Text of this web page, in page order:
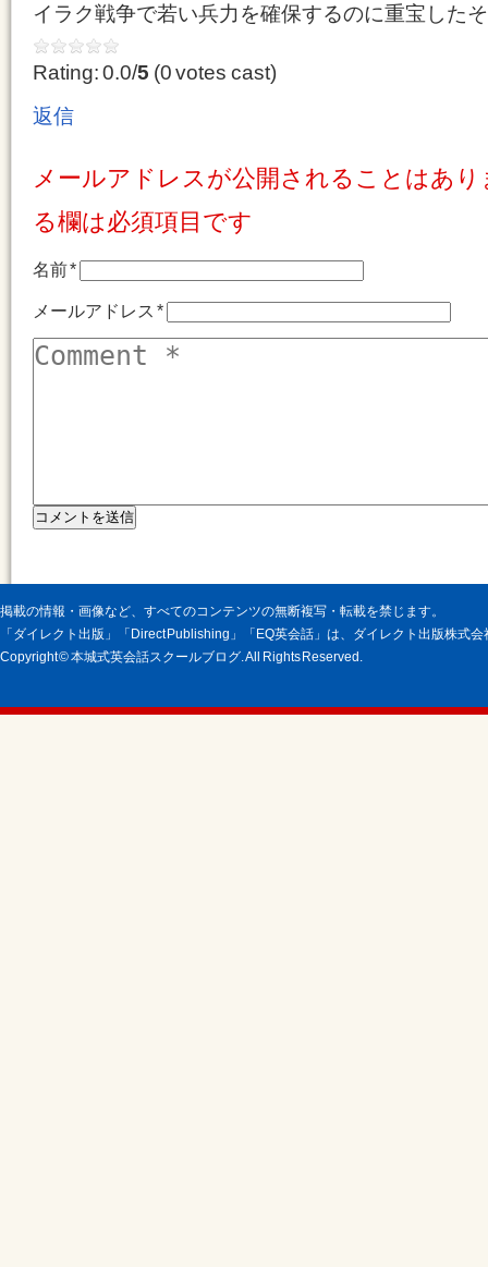
イラク戦争で若い兵力を確保するのに重宝した
Rating: 0.0/5 (0 votes cast)
返信
メールアドレスが公開されることはあ
る欄は必須項目です
名前*
メールアドレス*
掲載の情報・画像など、すべてのコンテンツの無断複写・転載を禁じます。
「ダイレクト出版」「Direct Publishing」「EQ英会話」は、ダイレクト出版株式
Copyright © 本城式英会話スクールブログ. All Rights Reserved.